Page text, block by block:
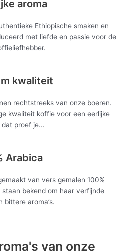
aroma
Ethiopische smaken en
met liefde en passie voor de
kwaliteit
rechtstreeks van onze boeren.
kwaliteit koffie voor een eerlijke
dat proef je...
Arabica
van vers gemalen 100%
bekend om haar verfijnde
bittere aroma’s.
van onze